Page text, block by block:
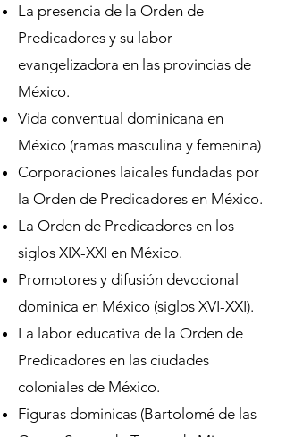
La presencia de la Orden de
Predicadores y su labor
evangelizadora en las provincias de
México.
Vida conventual dominicana en
México (ramas masculina y femenina)
Corporaciones laicales fundadas por
la Orden de Predicadores en México.
La Orden de Predicadores en los
siglos XIX-XXI en México.
Promotores y difusión devocional
dominica en México (siglos XVI-XXI).
La labor educativa de la Orden de
Predicadores en las ciudades
coloniales de México.
Figuras dominicas (Bartolomé de las